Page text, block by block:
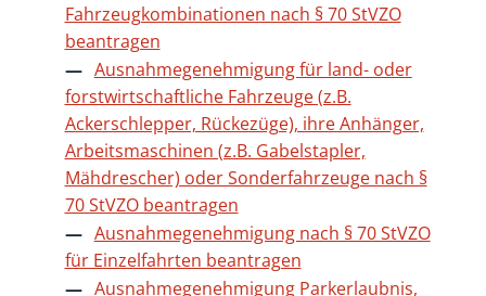
Fahrzeugkombinationen nach § 70 StVZO
beantragen
Ausnahmegenehmigung für land- oder
forstwirtschaftliche Fahrzeuge (z.B.
Ackerschlepper, Rückezüge), ihre Anhänger,
Arbeitsmaschinen (z.B. Gabelstapler,
Mähdrescher) oder Sonderfahrzeuge nach §
70 StVZO beantragen
Ausnahmegenehmigung nach § 70 StVZO
für Einzelfahrten beantragen
Ausnahmegenehmigung Parkerlaubnis,